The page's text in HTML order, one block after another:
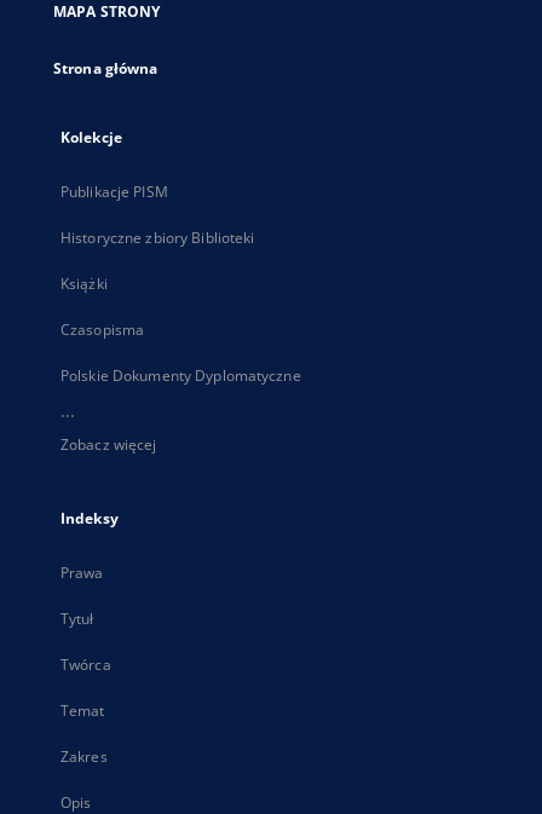
karcie
MAPA STRONY
Strona główna
Kolekcje
Publikacje PISM
Historyczne zbiory Biblioteki
Książki
Czasopisma
Polskie Dokumenty Dyplomatyczne
...
Zobacz więcej
Indeksy
Prawa
Tytuł
Twórca
Temat
Zakres
Opis